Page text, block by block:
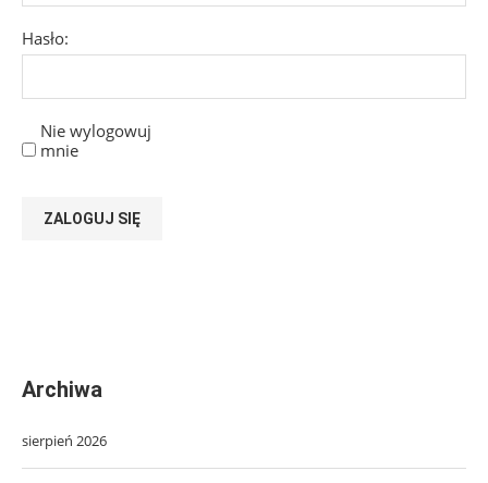
Hasło:
Nie wylogowuj
mnie
ZALOGUJ SIĘ
Archiwa
sierpień 2026